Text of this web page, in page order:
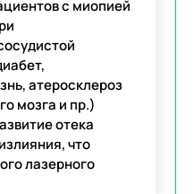
с миопией
атеросклероз
мозга и пр.)
отека
что
лазерного